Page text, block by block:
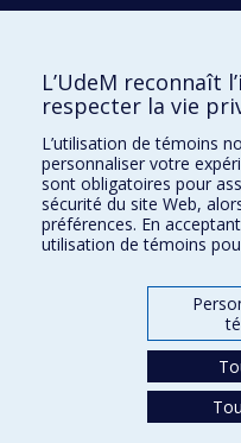
Écoles
Kinésiologie et des sciences
Orthophonie et audiologie
Réadaptation
Directions
DPC
CPASS
L’UdeM reconnaît
respecter la vie
L’utilisation de témoins
personnaliser votre
sont obligatoires pour
sécurité du site Web,
préférences. En
utilisation de témoins